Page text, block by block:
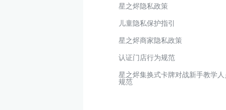
星之烬隐私政策
儿童隐私保护指引
星之烬商家隐私政策
认证门店行为规范
星之烬集换式卡牌对战新手教学
规范